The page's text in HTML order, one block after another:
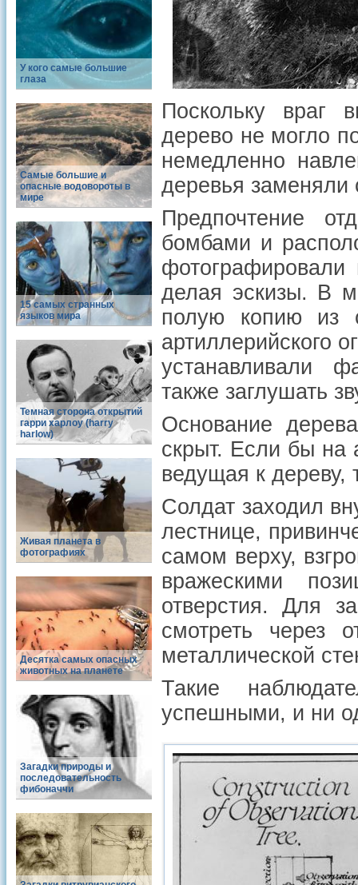
У кого самые большие
глаза
Самые большие и
опасные водовороты в
мире
15 самых странных
языков мира
Темная сторона открытий
гарри харлоу (harry
harlow)
Живая планета в
фотографиях
Десятка самых опасных
животных на планете
Загадки природы и
последовательность
фибоначчи
Поскольку враг
дерево не могло
немедленно
деревья
Предпочтение
бомбами и
делая эскизы. В
полую копию из
артиллерийского
устанавливали
также заглушать
Основание
скрыт. Если бы на
ведущая к дереву,
Солдат заходил
лестнице,
самом верху,
вражескими
отверстия. Для
смотреть через
металлической
Такие
успешными, и ни